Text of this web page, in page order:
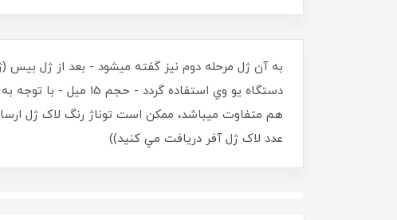
به آن ژل مرحله دوم نيز گفته ميشود - بعد از ژل
دستگاه يو وي
عدد لاک ژل آفر دريافت مي کنيد))